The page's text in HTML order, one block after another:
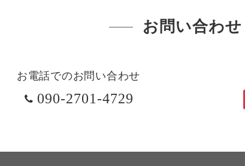
お問い合わせ
お電話でのお問い合わせ
090-2701-4729